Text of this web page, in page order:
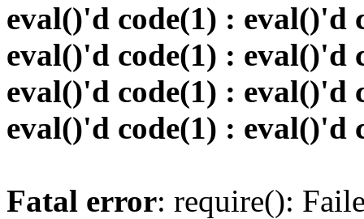
eval()'d code(1) : eval()'d
eval()'d code(1) : eval()'d
eval()'d code(1) : eval()'d
eval()'d code(1) : eval()'d
Fatal error: require():